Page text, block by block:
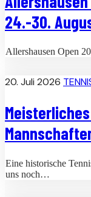
24.-30.
Allershausen Open
20. Juli 2026
Eine historische
uns noch…